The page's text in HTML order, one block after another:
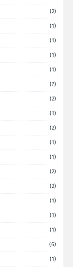
(2)
(1)
(1)
(1)
(1)
(7)
(2)
(1)
(2)
(1)
(1)
(2)
(2)
(1)
(1)
(1)
(6)
(1)